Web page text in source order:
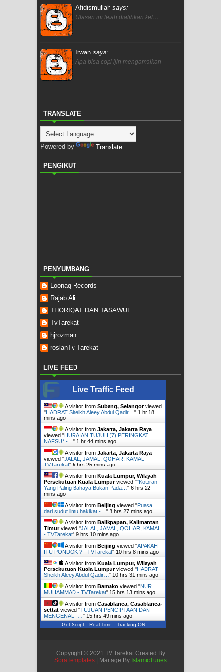
Afidismullah says:
Ulasan ini telah dialihkan kel…
Irwan says:
Apa bisa copi ijin mengamalkan
TRANSLATE
Powered by Translate
PENGIKUT
PENYUMBANG
Loonaq Records
Rajab Ali
THORIQAT DAN TASAWUF
TvTarekat
hjrozman
roslanTv Tarekat
LIVE FEED
Live Traffic Feed
A visitor from Subang, Selangorviewed
"HADRAT Sheikh Aleey Abdul Qadir… " 1 hr 18
mins ago
A visitor from Jakarta, Jakarta Raya
viewed "HURAIAN TUJUH (7) PERINGKAT
NAFSU* -… " 1 hr 44 mins ago
A visitor from Jakarta, Jakarta Raya
viewed "JALAL, JAMAL, QOHAR, KAMAL -
TVTarekat" 5 hrs 25 mins ago
A visitor from Kuala Lumpur, Wilayah
Persekutuan Kuala Lumpurviewed ""Kotoran
Yang Paling Bahaya Bukan Pada… " 6 hrs 22
mins ago
A visitor from Beijing viewed "Puasa
dari sudut ilmu hakikat -… " 8 hrs 27 mins ago
A visitor from Balikpapan, Kalimantan
Timurviewed "JALAL, JAMAL, QOHAR, KAMAL
- TVTarekat" 9 hrs 10 mins ago
A visitor from Beijing viewed "APAKAH
ITU PONDOK ? - TVTarekat" 10 hrs 8 mins ago
A visitor from Kuala Lumpur, Wilayah
Persekutuan Kuala Lumpurviewed "HADRAT
Sheikh Aleey Abdul Qadir… " 10 hrs 31 mins ago
A visitor from Bamako viewed "NUR
MUHAMMAD - TVTarekat" 15 hrs 13 mins ago
A visitor from Casablanca, Casablanca-
settat viewed "TUJUAN PENCIPTAAN DAN
MENGENAL -… " 15 hrs 49 mins ago
Get Script Real Time Tracking ON
Copyright © 2021 TV Tarekat Created By
SoraTemplates | Manage By IslamicTunes